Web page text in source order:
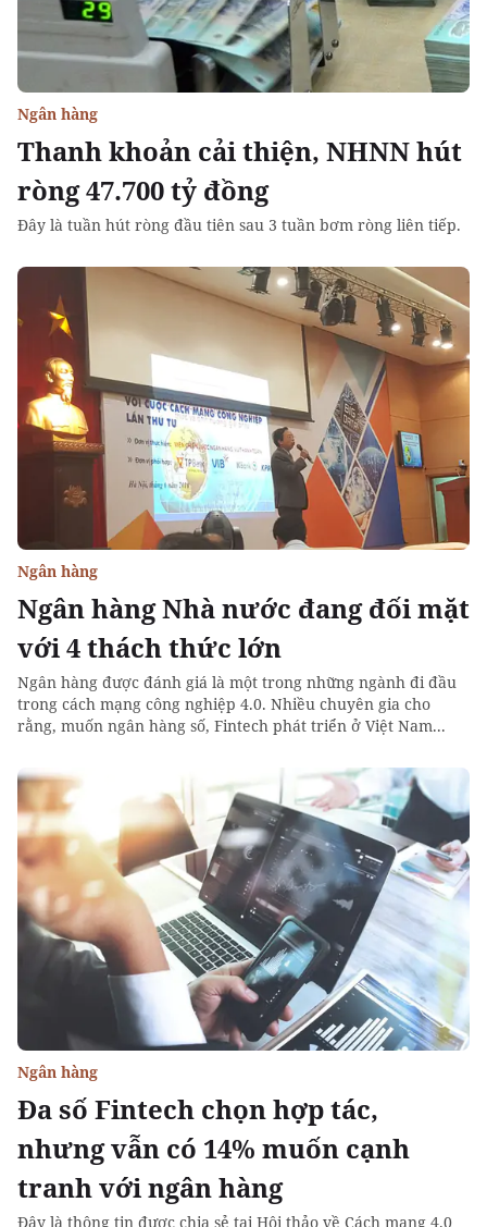
Thanh khoản cải thiện, NHNN hút
ròng 47.700 tỷ đồng
Ngân hàng
Đây là tuần hút ròng đầu tiên sau 3 tuần bơm ròng liên tiếp.
Ngân hàng Nhà nước đang đối mặt
với 4 thách thức lớn
Ngân hàng
Ngân hàng được đánh giá là một trong những ngành đi đầu
trong cách mạng công nghiệp 4.0. Nhiều chuyên gia cho
rằng, muốn ngân hàng số, Fintech phát triển ở Việt Nam...
Đa số Fintech chọn hợp tác,
nhưng vẫn có 14% muốn cạnh
tranh với ngân hàng
Ngân hàng
Đây là thông tin được chia sẻ tại Hội thảo về Cách mạng 4.0